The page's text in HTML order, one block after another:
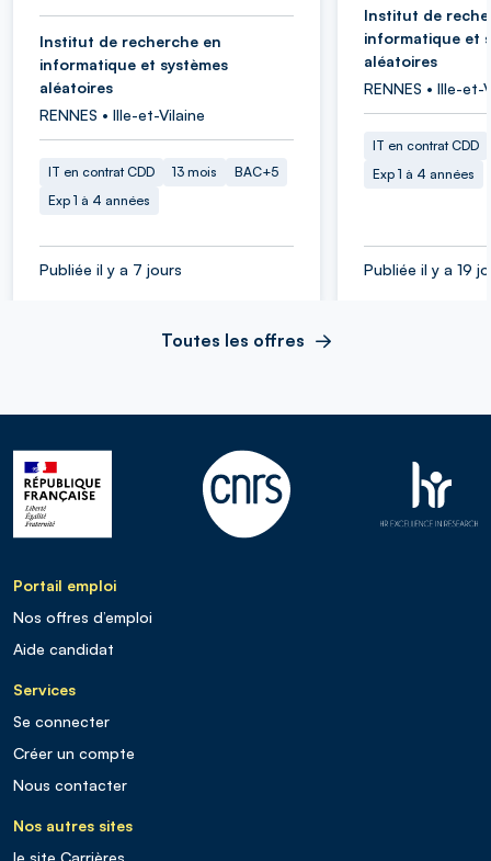
Institut de recherche en
informatique et systèmes
aléatoires
RENNES • Ille-et-Vilaine
IT en contrat CDD 13 mois
BAC+5
Exp 1 à 4 années
Publiée il y a 7 jours
Institut de
informatique et
aléatoires
RENNES • Ille-et-
IT en contrat CDD
Exp 1 à 4 années
Publiée il y a 19
Toutes les offres
Portail emploi
Nos offres d’emploi
Aide candidat
Services
Se connecter
Créer un compte
Nous contacter
Nos autres sites
le site Carrières